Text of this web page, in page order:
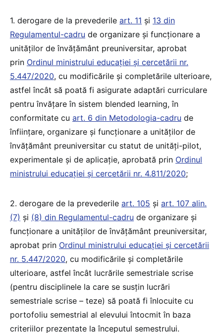
1. derogare de la prevederile art. 11 și 13 din
Regulamentul-cadru de organizare și funcționare a
unităților de învățământ preuniversitar, aprobat
prin Ordinul ministrului educației și cercetării nr.
5.447/2020, cu modificările și completările ulterioare,
astfel încât să poată fi asigurate adaptări curriculare
pentru învățare în sistem blended learning, în
conformitate cu art. 6 din Metodologia-cadru de
înființare, organizare și funcționare a unităților de
învățământ preuniversitar cu statut de unități-pilot,
experimentale și de aplicație, aprobată prin Ordinul
ministrului educației și cercetării nr. 4.811/2020;
2. derogare de la prevederile art. 105 și art. 107 alin.
(7) și (8) din Regulamentul-cadru de organizare și
funcționare a unităților de învățământ preuniversitar,
aprobat prin Ordinul ministrului educației și cercetării
nr. 5.447/2020, cu modificările și completările
ulterioare, astfel încât lucrările semestriale scrise
(pentru disciplinele la care se susțin lucrări
semestriale scrise – teze) să poată fi înlocuite cu
portofoliu semestrial al elevului întocmit în baza
criteriilor prezentate la începutul semestrului.